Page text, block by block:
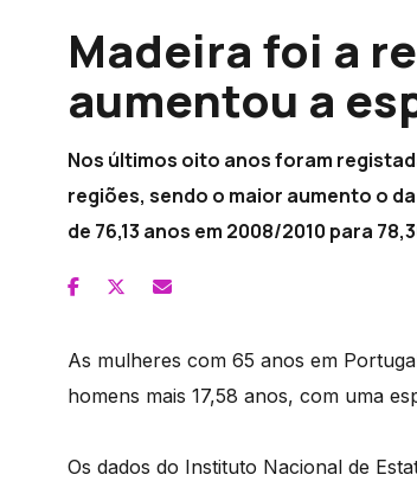
Madeira foi a
aumentou a
Nos últimos oito anos foram
regiões, sendo o maior aumento o
de 76,13 anos em 2008/2010 para
As mulheres com 65 anos em
homens mais 17,58 anos, com uma
Os dados do Instituto Nacional de